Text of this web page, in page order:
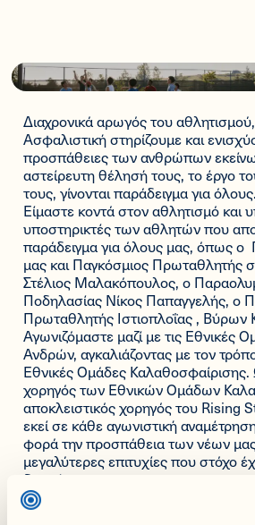
Διαχρονικά αρωγός του
Ασφαλιστική στηρίζουμε και
προσπάθειες των ανθρώπων
αστείρευτη θέλησή τους, το έργο
τους, γίνονται παράδειγμα για όλους.
Είμαστε κοντά στον αθλητισμό και
υποστηρικτές των αθλητών που
παράδειγμα για όλους μας, όπως ο
μας και Παγκόσμιος Πρωταθλητής
Στέλιος Μαλακόπουλος, ο
Ποδηλασίας Νίκος Παπαγγελής, ο
Πρωταθλητής Ιστιοπλοΐας , Βύρων
Αγωνιζόμαστε μαζί με τις Εθνικές
Ανδρών, αγκαλιάζοντας με τον
Εθνικές Ομάδες
χορηγός των Εθνικών Ομάδων
αποκλειστικός χορηγός του Rising
εκεί σε κάθε αγωνιστική
φορά την προσπάθεια των νέων
μεγαλύτερες επιτυχίες που στόχο
διακρίσεις.
Ο δυναμισμός, το πάθος, η
ευγενής άμιλλα αποτελούν κοινές